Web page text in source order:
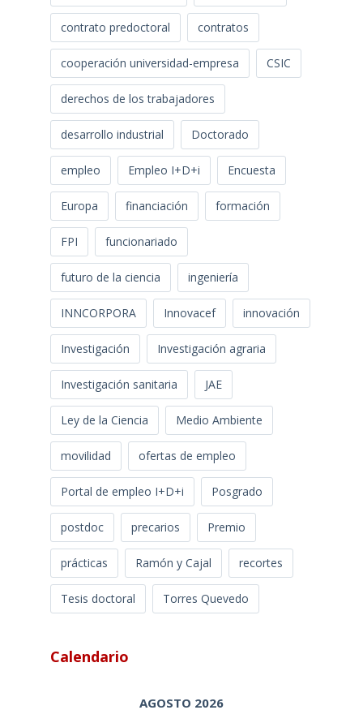
contrato predoctoral contratos
cooperación universidad-empresa CSIC
derechos de los trabajadores
desarrollo industrial Doctorado
empleo Empleo I+D+i Encuesta
Europa financiación formación
FPI funcionariado
futuro de la ciencia ingeniería
INNCORPORA Innovacef innovación
Investigación Investigación agraria
Investigación sanitaria JAE
Ley de la Ciencia Medio Ambiente
movilidad ofertas de empleo
Portal de empleo I+D+i Posgrado
postdoc precarios Premio
prácticas Ramón y Cajal recortes
Tesis doctoral Torres Quevedo
Calendario
AGOSTO 2026